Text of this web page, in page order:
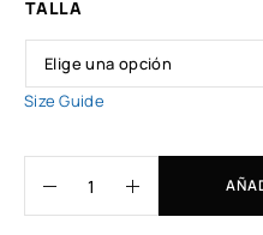
TALLA
Size Guide